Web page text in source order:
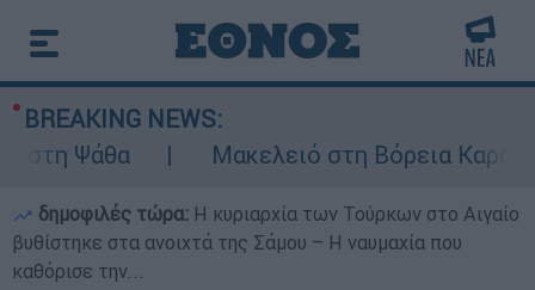
BREAKING NEWS:
Ψάθα
Μακελειό στη Βόρεια Καρολίνα
δημοφιλές τώρα: Η κυριαρχία των Τούρκων στο Αιγαίο
βυθίστηκε στα ανοιχτά της Σάμου – Η ναυμαχία που
καθόρισε την...